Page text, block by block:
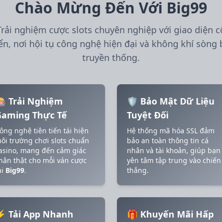
2026 Nguye*** thang lon 10,500,000 VND 🔥
2026 Nguyen*** nhan hoan tra 800,000 VND 🎊
2026 NguyenD*** nhan hoan tra 800,000 VND 🔄
2026 NguyenT*** thang lon 6,000,000 VND 💰
2026 NguyenH*** rut tien thanh cong 4,000,000 VND 💸
2026 Kieu*** no hu 49,500,000 VND 🚀
2026 NguyenP*** thang lon 12,100,000 VND 🏆
2026 NguyenHo*** no hu 54,500,000 VND 🚀
2026 LaM*** thang lon 9,400,000 VND 💰
2026 NguyenB*** thang lon 10,800,000 VND 💰
2026 Va*** no hu 45,000,000 VND 🚀
2026 Van*** no hu 74,000,000 VND 🎰
2026 NguyenL*** no hu 44,000,000 VND 🚀
2026 TonM*** no hu 57,000,000 VND 🎰
2026 NguyenPh*** no hu 12,500,000 VND 💥
Chào Mừng Đến Với Big99
nghiệm cược slots chuyên nghiệp với giao diện
nơi hội tụ công nghệ hiện đại và không khí sòng
truyền thống.
Trải Nghiệm
Thực Tế
nghệ tiên tiến tái hiện
trường chơi slots chuẩn
mang đến cảm giác
thật cho mỗi ván cược
Big99.
🛡️ Bảo Mật Dữ Liệu
Tuyệt Đối
Hệ thống mã hóa SSL đảm
bảo an toàn thông tin cá
nhân và tài khoản, giúp bạn
yên tâm tập trung vào chiến
thắng.
Tải App Nhanh
🎁 Khuyến Mãi Hấp